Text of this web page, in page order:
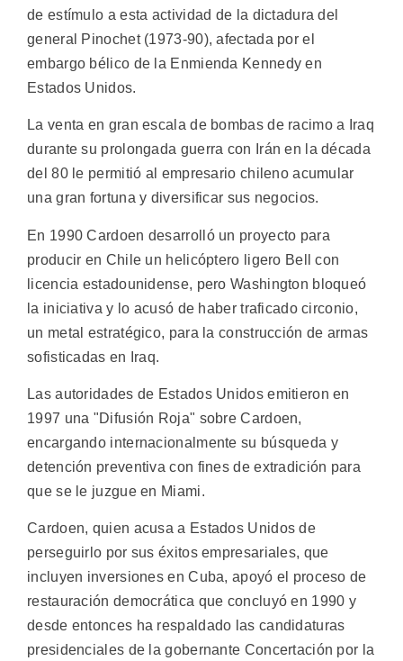
de estímulo a esta actividad de la dictadura del
general Pinochet (1973-90), afectada por el
embargo bélico de la Enmienda Kennedy en
Estados Unidos.
La venta en gran escala de bombas de racimo a Iraq
durante su prolongada guerra con Irán en la década
del 80 le permitió al empresario chileno acumular
una gran fortuna y diversificar sus negocios.
En 1990 Cardoen desarrolló un proyecto para
producir en Chile un helicóptero ligero Bell con
licencia estadounidense, pero Washington bloqueó
la iniciativa y lo acusó de haber traficado circonio,
un metal estratégico, para la construcción de armas
sofisticadas en Iraq.
Las autoridades de Estados Unidos emitieron en
1997 una "Difusión Roja" sobre Cardoen,
encargando internacionalmente su búsqueda y
detención preventiva con fines de extradición para
que se le juzgue en Miami.
Cardoen, quien acusa a Estados Unidos de
perseguirlo por sus éxitos empresariales, que
incluyen inversiones en Cuba, apoyó el proceso de
restauración democrática que concluyó en 1990 y
desde entonces ha respaldado las candidaturas
presidenciales de la gobernante Concertación por la